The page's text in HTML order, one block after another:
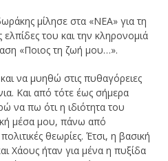
μίλησε στα «ΝΕΑ» για τη
του και την κληρονομιά
«Ποιος τη ζωή μου…».
να μυηθώ στις πυθαγόρειες
Και από τότε έως σήμερα
να πω ότι η ιδιότητα του
μέσα μου, πάνω από
θεωρίες. Έτσι, η βασική
Χάους ήταν για μένα η πυξίδα